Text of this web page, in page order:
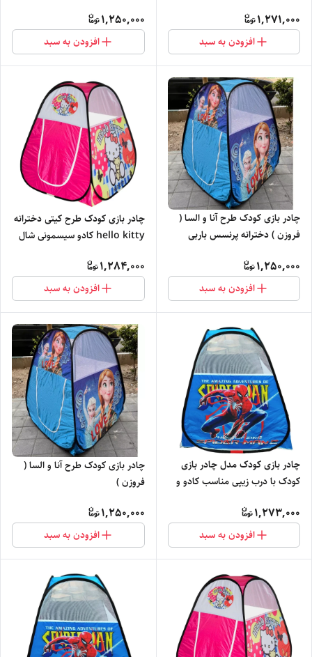
1,271,000
افزودن به سبد
1,250,000
افزودن به سبد
چادر بازی کودک طرح آنا و السا (
فروزن ) دخترانه پرنسس باربی
کد3
1,250,000
افزودن به سبد
چادر بازی کودک طرح کیتی دخترانه
hello kitty کادو سیسمونی شال
1,284,000
افزودن به سبد
چادر بازی کودک مدل چادر بازی
کودک با درب زیپی مناسب کادو و
1,273,000
افزودن به سبد
چادر بازی کودک طرح آنا و السا (
فروزن )
1,250,000
افزودن به سبد